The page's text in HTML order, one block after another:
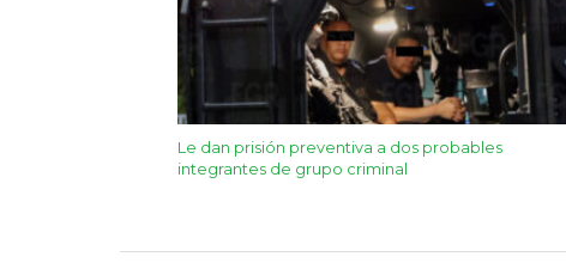
Le dan prisión preventiva a dos probables
integrantes de grupo criminal